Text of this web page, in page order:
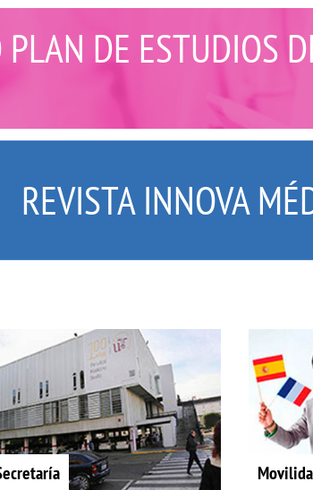
DE ESTUDIOS
REVISTA INNOVA